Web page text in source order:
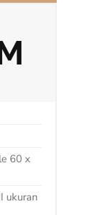
60 x
ukuran